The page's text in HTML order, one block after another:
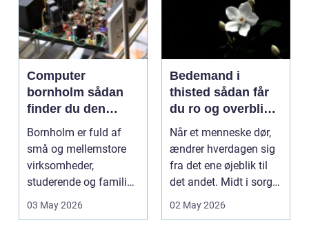
Computer
bornholm sådan
finder du den
rigtige hjælp lokalt
Bornholm er fuld af
små og mellemstore
virksomheder,
studerende og familier,
der hver dag er
afhængi...
03 May 2026
Bedemand i
thisted sådan får
du ro og overblik i
en svær tid
Når et menneske dør,
ændrer hverdagen sig
fra det ene øjeblik til
det andet. Midt i sorg
og chok ska...
02 May 2026